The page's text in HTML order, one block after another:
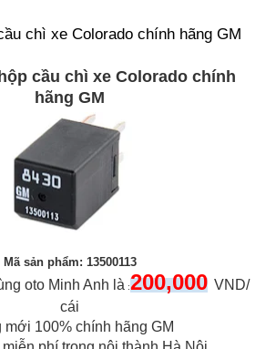
chì xe Colorado chính hãng GM
cầu chì xe Colorado chính
hãng GM
Mã sản phẩm: 13500113
oto Minh Anh là :200,000 VND/
cái
mới 100% chính hãng GM